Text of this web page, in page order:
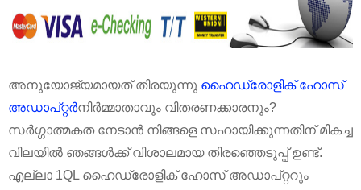
അനുയോജ്യമായത് തിരയുന്നു ഹൈഡ്രോളിക് ഹോസ്
അഡാപ്റ്റർനിർമ്മാതാവും വിതരണക്കാരനും?
സർഗ്ഗാത്മകത നേടാൻ നിങ്ങളെ സഹായിക്കുന്നതിന് മികച്ച
വിലയിൽ ഞങ്ങൾക്ക് വിശാലമായ തിരഞ്ഞെടുപ്പ് ഉണ്ട്.
എല്ലാ 1QL ഹൈഡ്രോളിക് ഹോസ് അഡാപ്റ്ററും